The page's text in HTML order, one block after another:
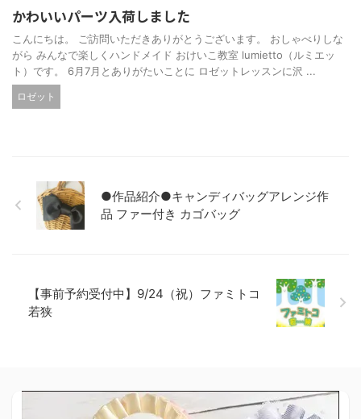
かわいいパーツ入荷しました
こんにちは。 ご訪問いただきありがとうございます。 おしゃべりしな
がら みんなで楽しくハンドメイド おけいこ教室 lumietto（ルミエッ
ト）です。 6月7月とありがたいことに ロゼットレッスンに沢 ...
ロゼット
●作品紹介●キャンディバッグアレンジ作
品 ファー付き カゴバッグ
【事前予約受付中】9/24（祝）ファミトコ
若狭